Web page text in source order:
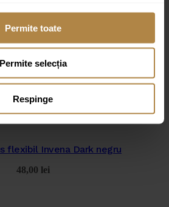
Permite toate
Permite selecția
Respinge
coloană de duș Invena neagră
63,00lei
coloană de duș Invena crom
flexibil Invena Dark negru
48,00 lei